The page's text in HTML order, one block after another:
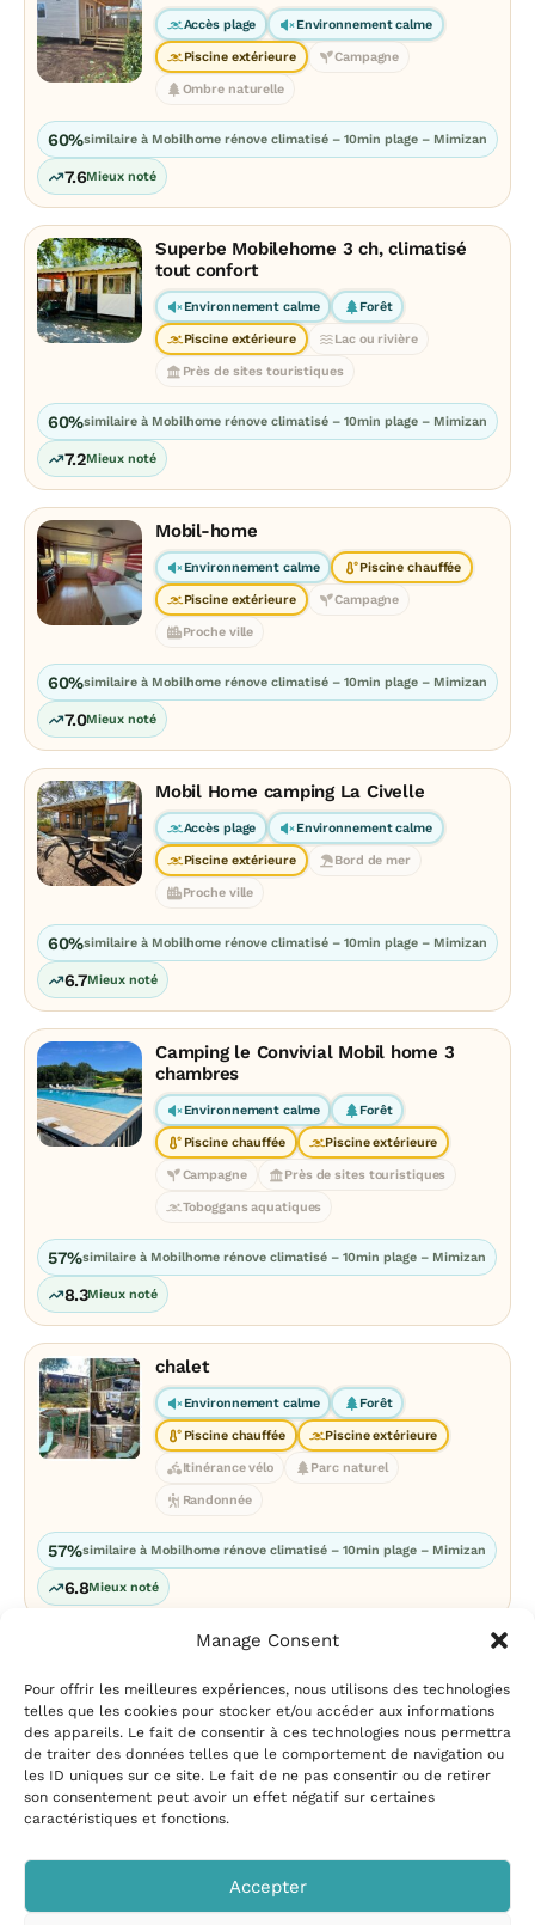
Manage Consent
Pour offrir les meilleures expériences, nous utilisons des technologies
telles que les cookies pour stocker et/ou accéder aux informations
des appareils. Le fait de consentir à ces technologies nous permettra
de traiter des données telles que le comportement de navigation ou
les ID uniques sur ce site. Le fait de ne pas consentir ou de retirer
son consentement peut avoir un effet négatif sur certaines
caractéristiques et fonctions.
Accepter
Accès plage Environnement calme
Piscine extérieure Campagne
Ombre naturelle
60%similaire à Mobilhome rénove climatisé – 10min plage – Mimizan
7.6Mieux noté
Superbe Mobilehome 3 ch, climatisé
tout confort
Environnement calme Forêt
Piscine extérieure Lac ou rivière
Près de sites touristiques
60%similaire à Mobilhome rénove climatisé – 10min plage – Mimizan
7.2Mieux noté
Mobil-home
Environnement calme Piscine chauffée
Piscine extérieure Campagne
Proche ville
60%similaire à Mobilhome rénove climatisé – 10min plage – Mimizan
7.0Mieux noté
Mobil Home camping La Civelle
Accès plage Environnement calme
Piscine extérieure Bord de mer
Proche ville
60%similaire à Mobilhome rénove climatisé – 10min plage – Mimizan
6.7Mieux noté
Camping le Convivial Mobil home 3
chambres
Environnement calme Forêt
Piscine chauffée Piscine extérieure
Campagne Près de sites touristiques
Toboggans aquatiques
57%similaire à Mobilhome rénove climatisé – 10min plage – Mimizan
8.3Mieux noté
chalet
Environnement calme Forêt
Piscine chauffée Piscine extérieure
Itinérance vélo Parc naturel
Randonnée
57%similaire à Mobilhome rénove climatisé – 10min plage – Mimizan
6.8Mieux noté
Mentions légales|Politique
de confidentialité
suggestions|Politique de
cookies